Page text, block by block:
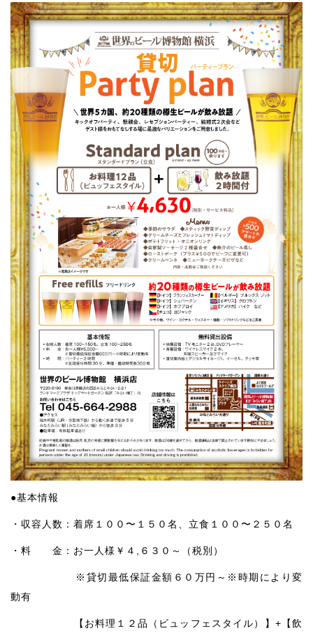
●基本情報
・収容人数：着席１００〜１５０名、立食１００〜２５０名
・料 金：お一人様￥４,６３０～（税別）
※貸切最低保証金額６０万円～※時期により変
動有
【お料理１２品（ビュッフェスタイル）】+【飲